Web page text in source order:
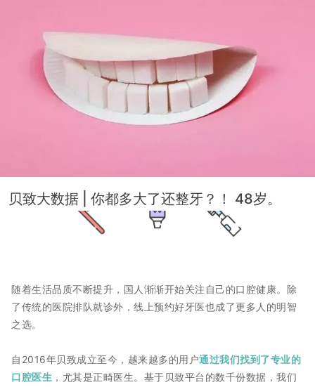
贝致大数据 | 你都多大了还整牙？！ 48岁。
随着生活品质不断提升，国人渐渐开始关注自己的口腔健康。除
了传统的医院排队就诊外，线上预约好牙医也成了更多人的明智
之选。
自2016年贝致成立至今 ，越来越多的用户通过我们找到了专业的
口腔医生 ，尤其是正畸医生。基于贝致平台的数千份数据，我们